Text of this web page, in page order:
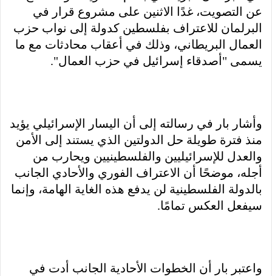
عن التصويت، غدًا الاثنين على مشروع قرار في
البرلمان للاعتراف بفلسطين كدولة إلى نواب حزب
العمال البريطاني، وذلك في أعقاب محادثات مع ما
يسمى "أصدقاء إسرائيل في حزب العمال".
وأشار بار في رسالته إلى أن اليسار الإسرائيلي يؤيد
منذ فترة طويلة حل الدولتين الذي يستند إلى الأمن
والعدل للإسرائيليين والفلسطينيين ويحارب من
أجله، موضحًا أن الاعتراف الفوري والأحادي الجانب
بالدولة الفلسطينية لن يدفع هذه الغاية الهامة، وإنما
سيفعل العكس تمامًا.
واعتبر بار أن الخطوات الأحادية الجانب أدت في